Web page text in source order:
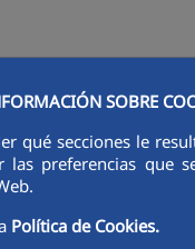
SOBRE
qué secciones le
preferencias que
Política de Cookies.